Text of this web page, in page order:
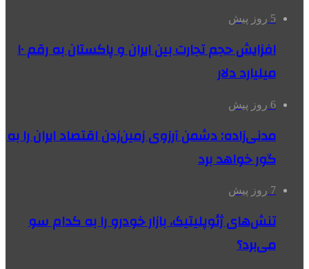
5 روز پیش
افزایش حجم تجارت بین ایران و پاکستان به رقم ۱۰
میلیارد دلار
6 روز پیش
مدنی‌زاده: دشمن آرزوی زمین‌زدن اقتصاد ایران را به
گور خواهد برد
7 روز پیش
تنش‌های ژئوپلیتیک، بازار خودرو را به کدام سو
می‌برد؟